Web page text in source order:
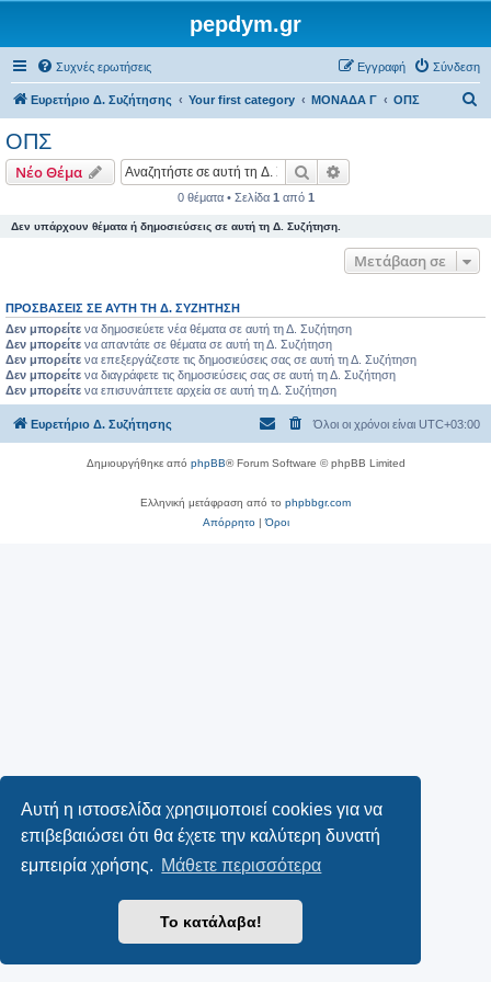
Αυτή η ιστοσελίδα χρησιμοποιεί cookies για να
επιβεβαιώσει ότι θα έχετε την καλύτερη δυνατή
εμπειρία χρήσης. Μάθετε περισσότερα
Το κατάλαβα!
pepdym.gr
Συχνές ερωτήσεις Σύνδεση
Εγγραφή
Ευρετήριο Δ. Συζήτησης Your first category ΜΟΝΑΔΑ Γ ΟΠΣ
ΟΠΣ
Νέο Θέμα Αναζήτηση
0 θέματα • Σελίδα 1 από 1
Δεν υπάρχουν θέματα ή δημοσιεύσεις σε αυτή τη Δ. Συζήτηση.
Μετάβαση σε
ΠΡΟΣΒΆΣΕΙΣ ΣΕ ΑΥΤΉ ΤΗ Δ. ΣΥΖΉΤΗΣΗ
Δεν μπορείτε να δημοσιεύετε νέα θέματα σε αυτή τη Δ. Συζήτηση
Δεν μπορείτε να απαντάτε σε θέματα σε αυτή τη Δ. Συζήτηση
Δεν μπορείτε να επεξεργάζεστε τις δημοσιεύσεις σας σε αυτή τη Δ. Συζήτηση
Δεν μπορείτε να διαγράφετε τις δημοσιεύσεις σας σε αυτή τη Δ. Συζήτηση
Δεν μπορείτε να επισυνάπτετε αρχεία σε αυτή τη Δ. Συζήτηση
Ευρετήριο Δ. Συζήτησης Όλοι οι χρόνοι είναι UTC+03:00
Δημιουργήθηκε από phpBB® Forum Software © phpBB Limited
Ελληνική μετάφραση από το phpbbgr.com
Απόρρητο|Όροι